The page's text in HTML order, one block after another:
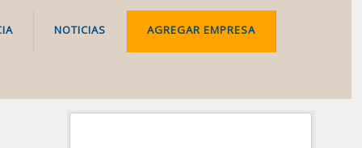
NOTICIAS AGREGAR EMPRESA